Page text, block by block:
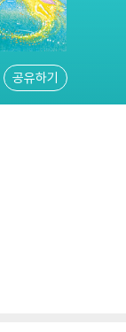
공유하기